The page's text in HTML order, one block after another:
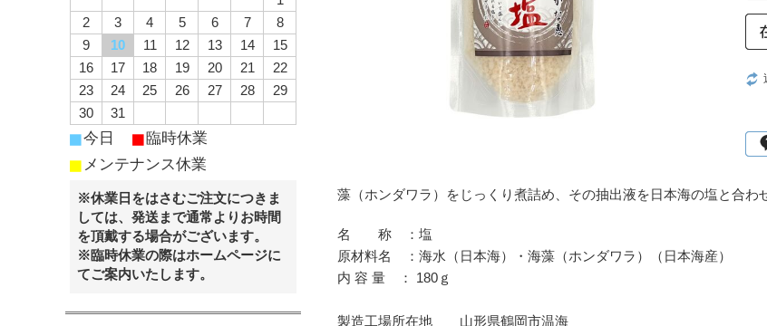
藻（ホンダワラ）をじっくり煮詰め、その抽出液を日本海の塩と合わ
名 称 ：塩
原材料名 ：海水（日本海）・海藻（ホンダワラ）（日本海産）
内 容 量 ： 180ｇ
製造工場所在地 山形県鶴岡市温海
2
3 4 5 6 7
8
9
10 11 12 13 14
15
16
17 18 19 20 21
22
23
24 25 26 27 28
29
30
31
■今日 ■臨時休業
■ メンテナンス休業
※休業日をはさむご注文につきま
しては、発送まで通常よりお時間
を頂戴する場合がございます。
※臨時休業の際はホームページに
てご案内いたします。